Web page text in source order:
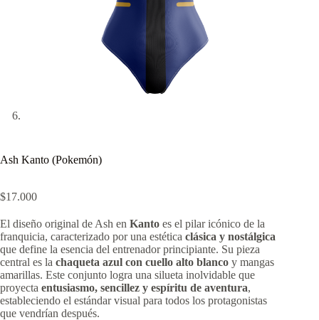
Ash Kanto (Pokemón)
$17.000
El diseño original de Ash en Kanto es el pilar icónico de la
franquicia, caracterizado por una estética clásica y nostálgica
que define la esencia del entrenador principiante. Su pieza
central es la chaqueta azul con cuello alto blanco y mangas
amarillas. Este conjunto logra una silueta inolvidable que
proyecta entusiasmo, sencillez y espíritu de aventura,
estableciendo el estándar visual para todos los protagonistas
que vendrían después.